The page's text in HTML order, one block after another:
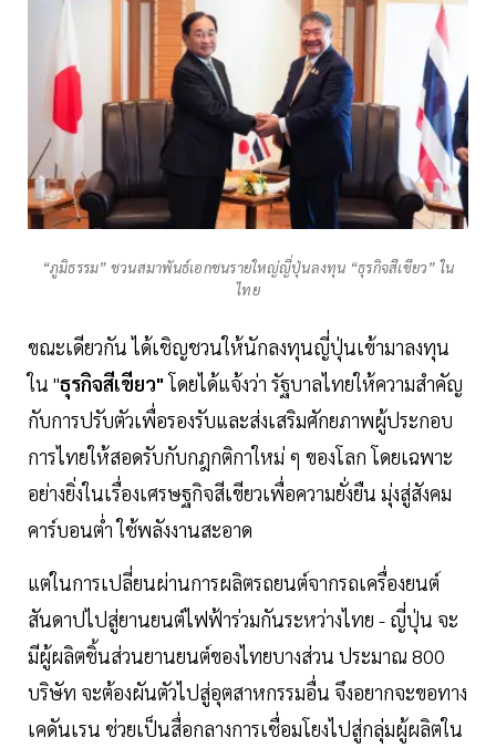
“ภูมิธรรม” ชวนสมาพันธ์เอกชนรายใหญ่ญี่ปุ่นลงทุน “ธุรกิจสีเขียว” ใน
ไทย
ขณะเดียวกัน ได้เชิญชวนให้นักลงทุนญี่ปุ่นเข้ามาลงทุน
ใน "ธุรกิจสีเขียว"โดยได้แจ้งว่า รัฐบาลไทยให้ความสำคัญ
กับการปรับตัวเพื่อรองรับและส่งเสริมศักยภาพผู้ประกอบ
การไทยให้สอดรับกับกฎกติกาใหม่ ๆ ของโลก โดยเฉพาะ
อย่างยิ่งในเรื่องเศรษฐกิจสีเขียวเพื่อความยั่งยืน มุ่งสู่สังคม
คาร์บอนต่ำ ใช้พลังงานสะอาด
แต่ในการเปลี่ยนผ่านการผลิตรถยนต์จากรถเครื่องยนต์
สันดาปไปสู่ยานยนต์ไฟฟ้าร่วมกันระหว่างไทย - ญี่ปุ่น จะ
มีผู้ผลิตชิ้นส่วนยานยนต์ของไทยบางส่วน ประมาณ 800
บริษัท จะต้องผันตัวไปสู่อุตสาหกรรมอื่น จึงอยากจะขอทาง
เคดันเรน ช่วยเป็นสื่อกลางการเชื่อมโยงไปสู่กลุ่มผู้ผลิตใน